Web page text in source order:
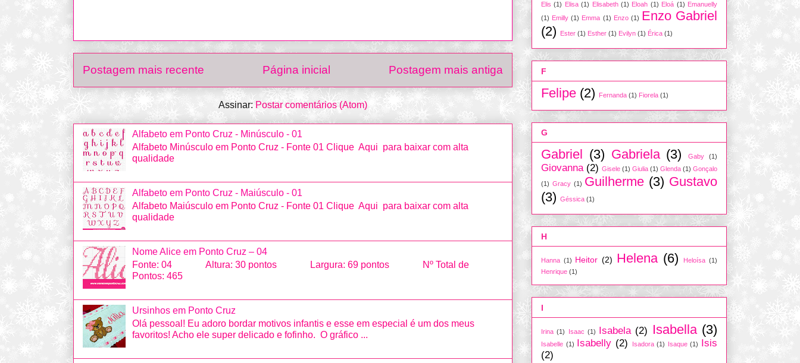
Postagem mais recente Postagem mais antiga
Página inicial
Assinar: Postar comentários (Atom)
Alfabeto em Ponto Cruz - Minúsculo - 01
Alfabeto Minúsculo em Ponto Cruz - Fonte 01 Clique Aqui para baixar com alta
qualidade
Alfabeto em Ponto Cruz - Maiúsculo - 01
Alfabeto Maiúsculo em Ponto Cruz - Fonte 01 Clique Aqui para baixar com alta
qualidade
Nome Alice em Ponto Cruz – 04
Fonte: 04 Altura: 30 pontos Largura: 69 pontos Nº Total de
Pontos: 465
Ursinhos em Ponto Cruz
Olá pessoal! Eu adoro bordar motivos infantis e esse em especial é um dos meus
favoritos! Acho ele super delicado e fofinho. O gráfico ...
Elis (1) Elisa (1) Elisabeth (1) Eloah (1) Eloá (1) Emanuelly
(1) Emilly (1) Emma (1) Enzo (1) Enzo Gabriel
(2)
Ester (1) Esther (1) Evilyn (1) Érica (1)
F
Felipe (2) Fernanda (1) Fiorela (1)
G
Gabriel (3) Gabriela (3) Gaby (1)
Giovanna (2) Gisele (1) Giulia (1) Glenda (1) Gonçalo
(1) Gracy (1) Guilherme (3) Gustavo
(3) Géssica (1)
H
Hanna (1) Heitor (2) Helena (6) Heloísa (1)
Henrique (1)
I
Irina (1) Isaac (1) Isabela (2) Isabella (3)
Isabelle (1) Isabelly (2) Isadora (1) Isaque (1) Isis
(2)